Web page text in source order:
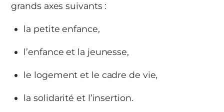
grands axes suivants :
la petite enfance,
l’enfance et la jeunesse,
le logement et le cadre de vie,
la solidarité et l’insertion.